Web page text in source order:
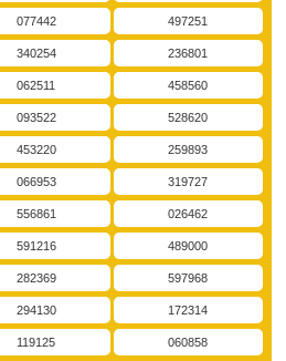
077442 497251
340254 236801
062511 458560
093522 528620
453220 259893
066953 319727
556861 026462
591216 489000
282369 597968
294130 172314
119125 060858